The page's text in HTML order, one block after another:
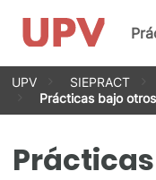
Saltar
contenido
UPV SIEPRACT
Prácticas bajo